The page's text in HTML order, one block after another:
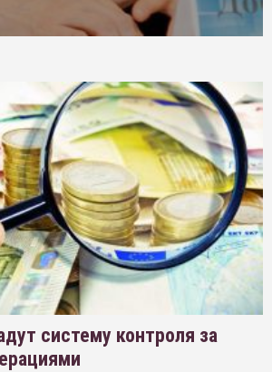
систему контроля за